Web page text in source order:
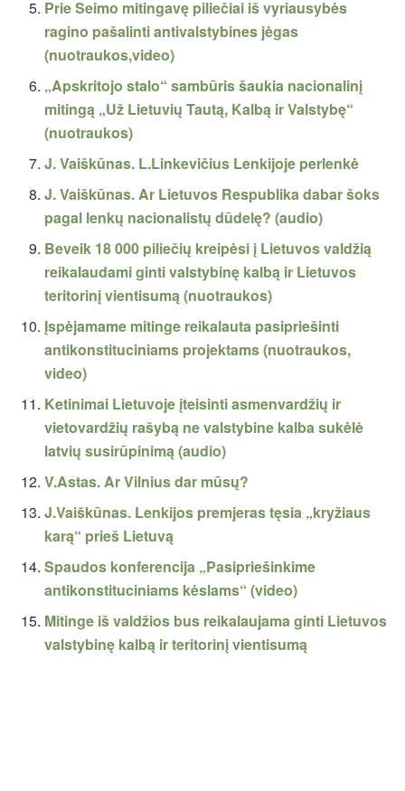
Prie Seimo mitingavę piliečiai iš vyriausybės
ragino pašalinti antivalstybines jėgas
(nuotraukos,video)
„Apskritojo stalo“ sambūris šaukia nacionalinį
mitingą „Už Lietuvių Tautą, Kalbą ir Valstybę“
(nuotraukos)
J. Vaiškūnas. L.Linkevičius Lenkijoje perlenkė
J. Vaiškūnas. Ar Lietuvos Respublika dabar šoks
pagal lenkų nacionalistų dūdelę? (audio)
Beveik 18 000 piliečių kreipėsi į Lietuvos valdžią
reikalaudami ginti valstybinę kalbą ir Lietuvos
teritorinį vientisumą (nuotraukos)
Įspėjamame mitinge reikalauta pasipriešinti
antikonstituciniams projektams (nuotraukos,
video)
Ketinimai Lietuvoje įteisinti asmenvardžių ir
vietovardžių rašybą ne valstybine kalba sukėlė
latvių susirūpinimą (audio)
V.Astas. Ar Vilnius dar mūsų?
J.Vaiškūnas. Lenkijos premjeras tęsia „kryžiaus
karą“ prieš Lietuvą
Spaudos konferencija „Pasipriešinkime
antikonstituciniams kėslams“ (video)
Mitinge iš valdžios bus reikalaujama ginti Lietuvos
valstybinę kalbą ir teritorinį vientisumą